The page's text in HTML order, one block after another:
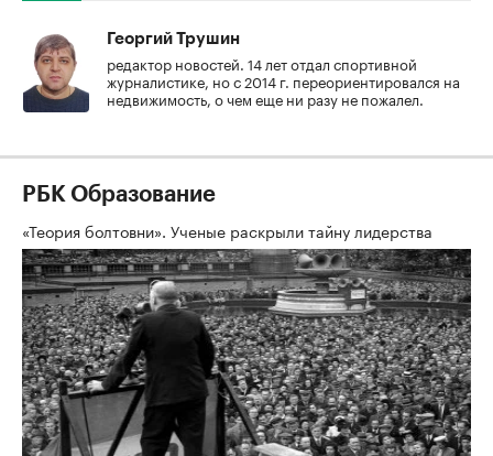
Георгий Трушин
редактор новостей. 14 лет отдал спортивной
журналистике, но с 2014 г. переориентировался на
недвижимость, о чем еще ни разу не пожалел.
РБК Образование
«Теория болтовни». Ученые раскрыли тайну лидерства